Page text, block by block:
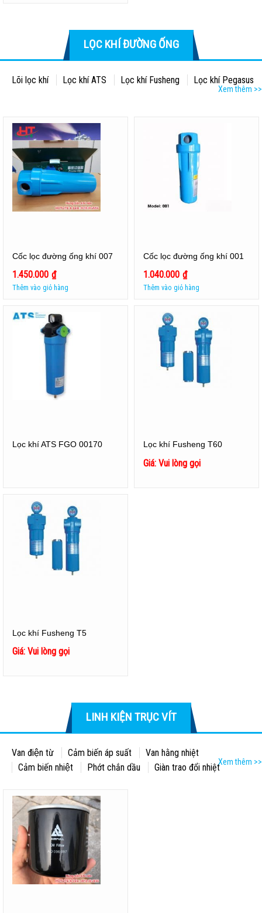
LỌC KHÍ ĐƯỜNG ỐNG
Lõi lọc khí Lọc khí ATS Lọc khí Fusheng Lọc khí Pegasus
Xem thêm >>
Cốc lọc đường ống khí 007
1.450.000 ₫
Thêm vào giỏ hàng
Cốc lọc đường ống khí 001
1.040.000 ₫
Thêm vào giỏ hàng
Lọc khí ATS FGO 00170 Lọc khí Fusheng T60
Giá: Vui lòng gọi
Lọc khí Fusheng T5
Giá: Vui lòng gọi
LINH KIỆN TRỤC VÍT
Van điện từ Cảm biến áp suất
Van hằng nhiệt
Cảm biến nhiệt
Phớt chắn dầu
Giàn trao đổi nhiệt
Tách dầu
Xem thêm >>